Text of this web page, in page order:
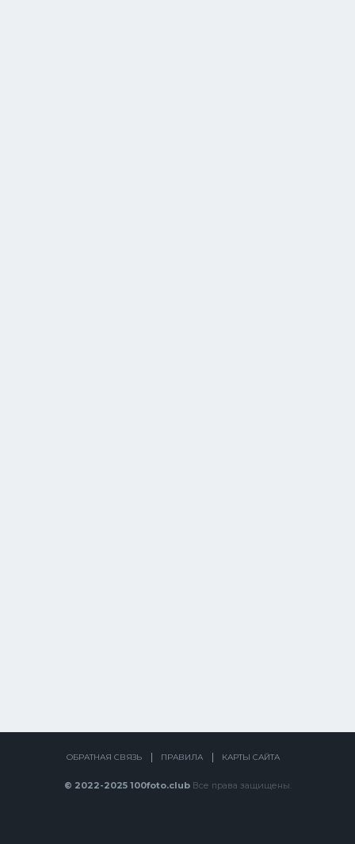
ОБРАТНАЯ СВЯЗЬ ПРАВИЛА КАРТЫ САЙТА
© 2022-2025 100foto.clubВсе права защищены.